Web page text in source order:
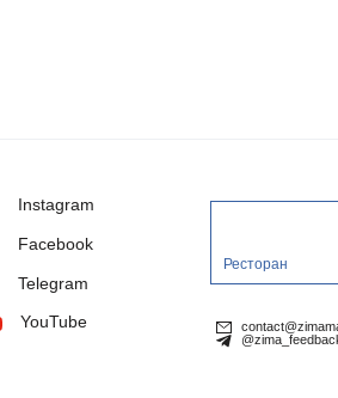
Instagram
Facebook
Telegram
YouTube
Ресторан